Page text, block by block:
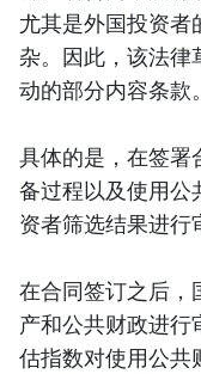
尤其是外国投资者
杂。因此，该法
动的部分内容条款。
具体的是，在签署
备过程以及使用公
资者筛选结果进行
在合同签订之后，
产和公共财政进
估指数对使用公共